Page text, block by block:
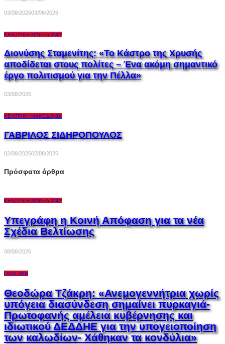
03/08/202603/08/2026
ΚΕΝΤΡΙΚΉ ΜΑΚΕΔΟΝΊΑ
Διονύσης Σταμενίτης: «Το Κάστρο της Χρυσής
αποδίδεται στους πολίτες – Ένα ακόμη σημαντικό
έργο πολιτισμού για την Πέλλα»
03/08/2026
ΚΕΝΤΡΙΚΉ ΜΑΚΕΔΟΝΊΑ
ΓΑΒΡΙΛΟΣ ΣΙΔΗΡΟΠΟΥΛΟΣ
02/08/202602/08/2026
Πρόσφατα άρθρα
ΚΕΝΤΡΙΚΉ ΜΑΚΕΔΟΝΊΑ
Υπεγράφη η Κοινή Απόφαση για τα νέα
Σχέδια Βελτίωσης
08/08/2026
ΠΟΛΙΤΙΚΉ
Θεοδώρα Τζάκρη: «Ανεμογεννήτρια χωρίς
υπόγεια διασύνδεση σημαίνει πυρκαγιά-
Πρωτοφανής αμέλεια κυβέρνησης και
ιδιωτικού ΔΕΔΔΗΕ για την υπογειοποίηση
των καλωδίων- Χάθηκαν τα κονδύλια»